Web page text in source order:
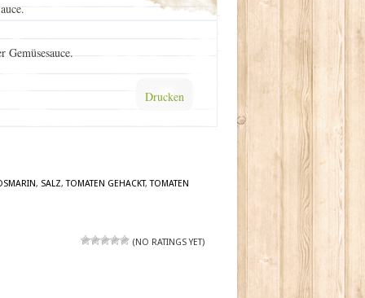
Gemüsesauce.
Drucken
, SALZ,TOMATEN GEHACKT,TOMATEN
(NO RATINGS YET)